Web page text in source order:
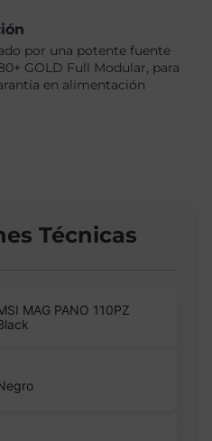
por una potente fuente
GOLD Full Modular, para
en alimentación
Técnicas
MAG PANO 110PZ